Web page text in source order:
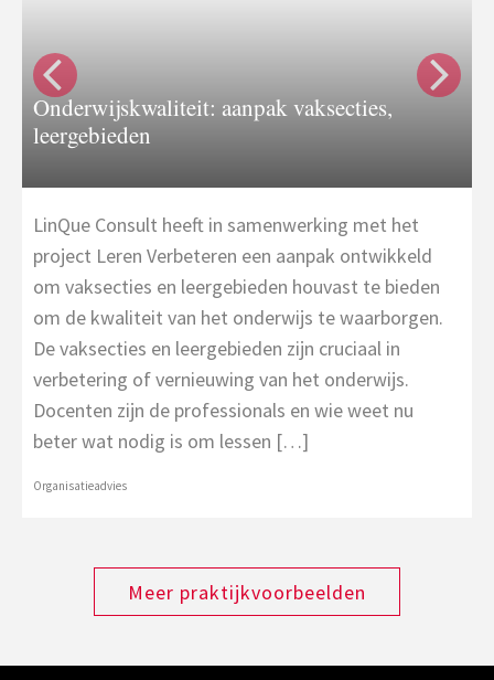
Onderwijskwaliteit: aanpak vaksecties,
leergebieden
LinQue Consult heeft in samenwerking met het
project Leren Verbeteren een aanpak ontwikkeld
om vaksecties en leergebieden houvast te bieden
om de kwaliteit van het onderwijs te waarborgen.
De vaksecties en leergebieden zijn cruciaal in
verbetering of vernieuwing van het onderwijs.
Docenten zijn de professionals en wie weet nu
beter wat nodig is om lessen […]
Organisatieadvies
Meer praktijkvoorbeelden